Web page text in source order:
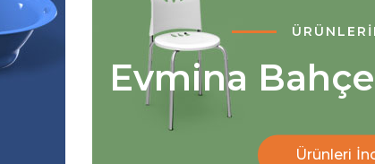
Evmina
Ürünleri